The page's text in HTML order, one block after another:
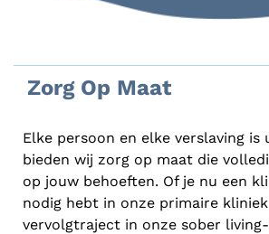
Zorg Op Maat
Elke persoon en elke verslaving is
bieden wij zorg op maat die
op jouw behoeften. Of je nu een
nodig hebt in onze primaire
vervolgtraject in onze sober